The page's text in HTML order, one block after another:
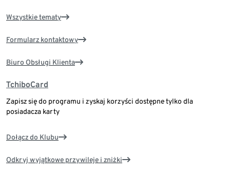
Wszystkie tematy
Formularz kontaktowy
Biuro Obsługi Klienta
TchiboCard
Zapisz się do programu i zyskaj korzyści dostępne tylko dla
posiadacza karty
Dołącz do Klubu
Odkryj wyjątkowe przywileje i zniżki